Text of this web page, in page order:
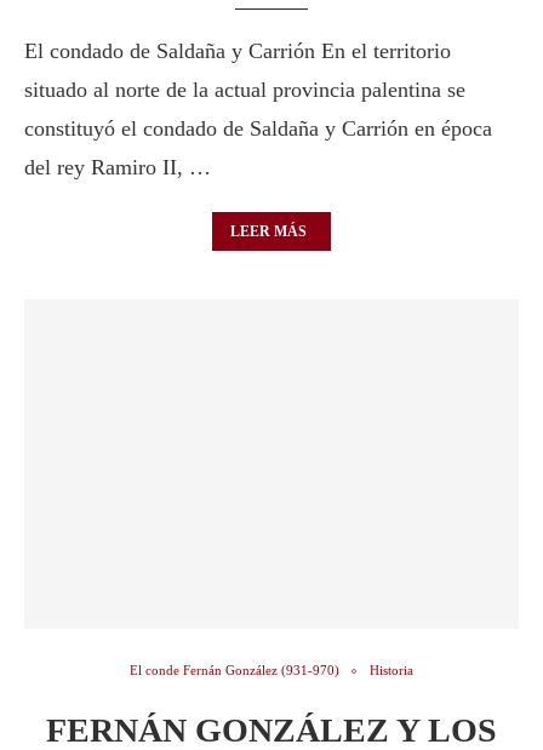
El condado de Saldaña y Carrión En el territorio
situado al norte de la actual provincia palentina se
constituyó el condado de Saldaña y Carrión en época
del rey Ramiro II, …
LEER MÁS
El conde Fernán González (931-970) Historia
FERNÁN GONZÁLEZ Y LOS